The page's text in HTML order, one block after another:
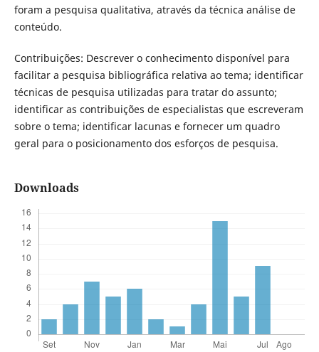
foram a pesquisa qualitativa, através da técnica análise de
conteúdo.
Contribuições: Descrever o conhecimento disponível para
facilitar a pesquisa bibliográfica relativa ao tema; identificar
técnicas de pesquisa utilizadas para tratar do assunto;
identificar as contribuições de especialistas que escreveram
sobre o tema; identificar lacunas e fornecer um quadro
geral para o posicionamento dos esforços de pesquisa.
Downloads